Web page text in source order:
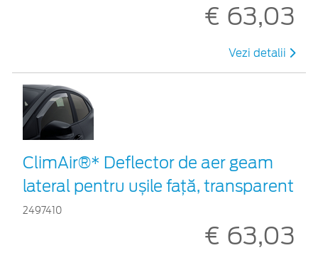
€ 63,03
Vezi detalii
ClimAir®* Deflector de aer geam
lateral pentru ușile față, transparent
2497410
€ 63,03